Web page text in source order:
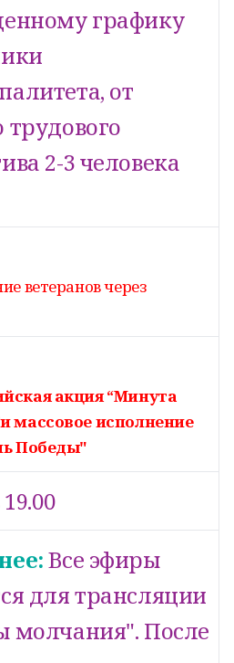
графику
от
2-3 человека
ветеранов через
акция “Минута
массовое исполнение
Победы"
Все эфиры
для трансляции
молчания". После